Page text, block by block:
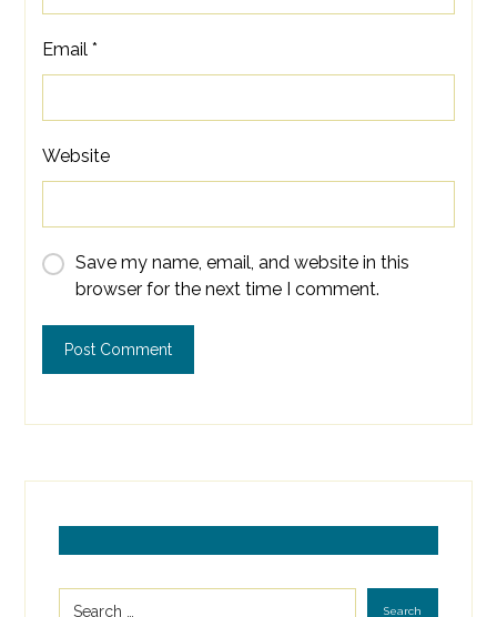
Email*
Website
Save my name, email, and website in this
browser for the next time I comment.